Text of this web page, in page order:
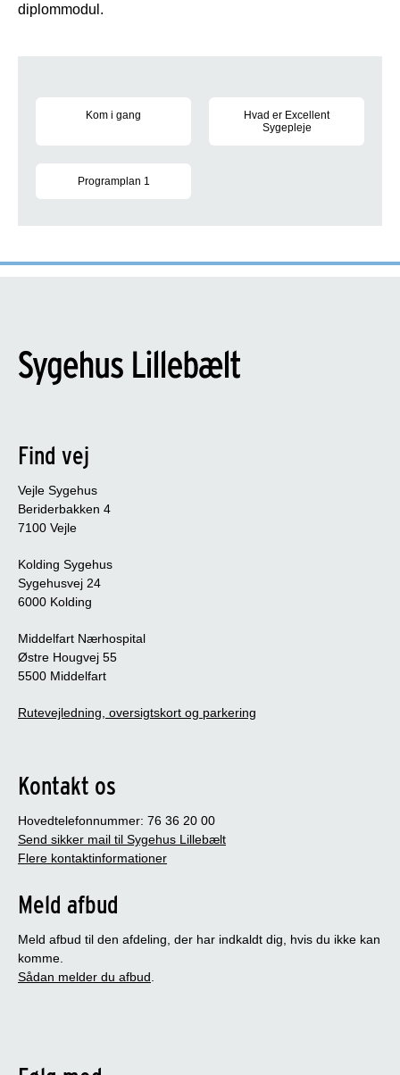
diplommodul.
Kom i gang
Hvad er Excellent
Sygepleje
Programplan 1
Find vej
Vejle Sygehus
Beriderbakken 4
7100 Vejle
Kolding Sygehus
Sygehusvej 24
6000 Kolding
Middelfart Nærhospital
Østre Hougvej 55
5500 Middelfart
Rutevejledning, oversigtskort og parkering
Kontakt os
Hovedtelefonnummer: 76 36 20 00
Send sikker mail til Sygehus Lillebælt
Flere kontaktinformationer
Meld afbud
Meld afbud til den afdeling, der har indkaldt dig, hvis du ikke kan
komme.
Sådan melder du afbud.